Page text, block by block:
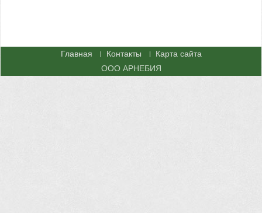
Главная Контакты
Карта сайта
ООО АРНЕБИЯ